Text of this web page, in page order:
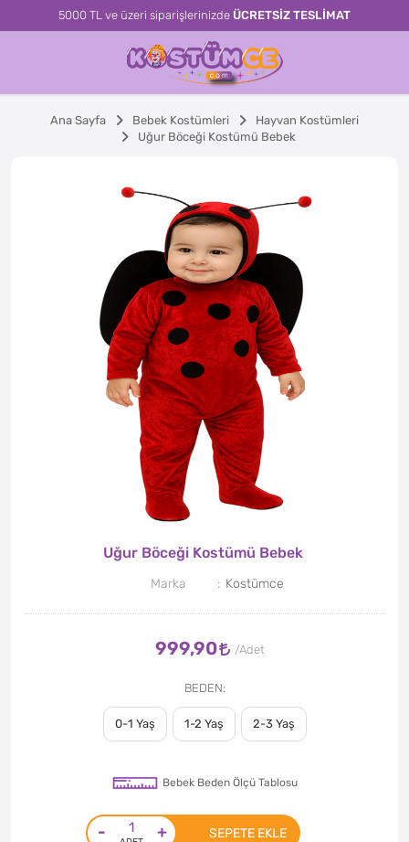
5000 TL ve üzeri siparişlerinizde ÜCRETSİZ TESLİMAT
Ana Sayfa Bebek Kostümleri
Hayvan Kostümleri
Uğur Böceği Kostümü Bebek
Uğur Böceği Kostümü Bebek
Marka Kostümce
999,90
BEDEN
0-1 Yaş 1-2 Yaş 2-3 Yaş
Bebek Beden Ölçü Tablosu
- + SEPETE EKLE